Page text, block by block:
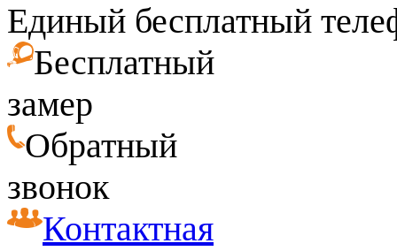
Единый бесплатный
Бесплатный
замер
Обратный
звонок
Контактная